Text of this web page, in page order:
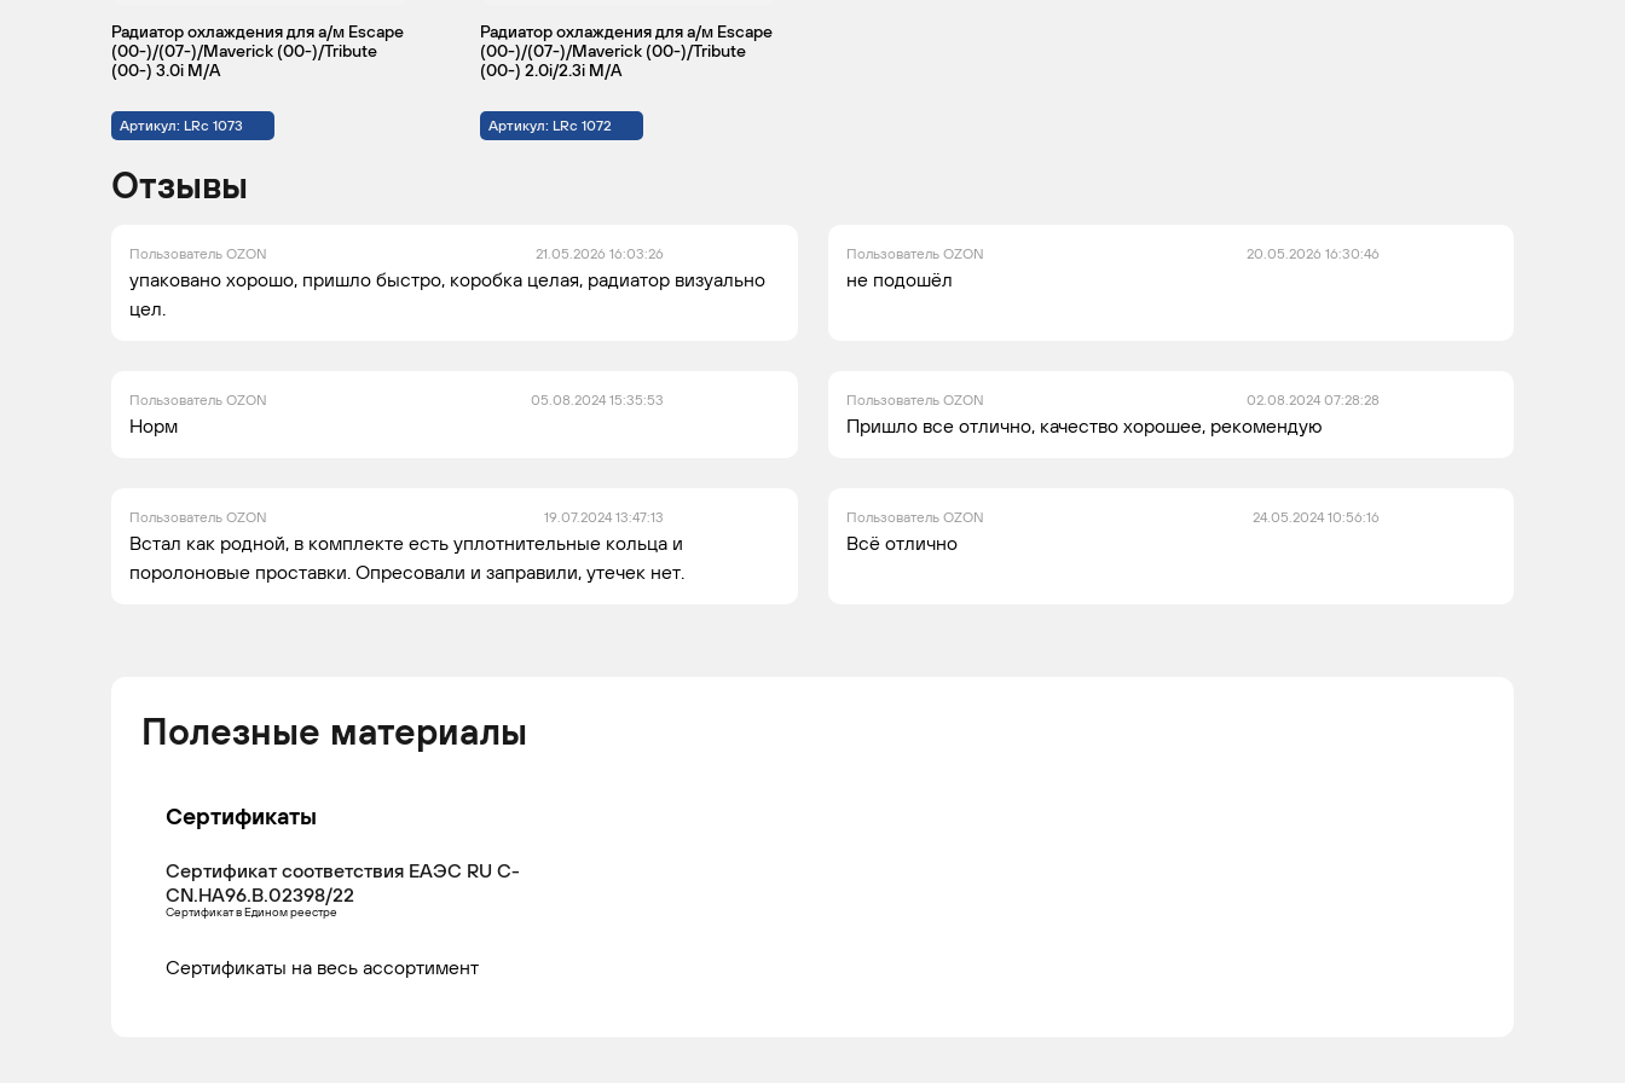
Радиатор охлаждения для а/м Escape
(00-)/(07-)/Maverick (00-)/Tribute
(00-) 3.0i M/A
Артикул: LRc 1073
Радиатор охлаждения для а/м Escape
(00-)/(07-)/Maverick (00-)/Tribute
(00-) 2.0i/2.3i M/A
Артикул: LRc 1072
Отзывы
Пользователь OZON 21.05.2026 16:03:26
упаковано хорошо, пришло быстро, коробка целая, радиатор визуально
цел.
Пользователь OZON 20.05.2026 16:30:46
не подошёл
Пользователь OZON 05.08.2024 15:35:53
Норм
Пользователь OZON 02.08.2024 07:28:28
Пришло все отлично, качество хорошее, рекомендую
Пользователь OZON 19.07.2024 13:47:13
Встал как родной, в комплекте есть уплотнительные кольца и
поролоновые проставки. Опресовали и заправили, утечек нет.
Пользователь OZON 24.05.2024 10:56:16
Всё отлично
Полезные материалы
Сертификаты
Сертификат соответствия ЕАЭС RU С-
CN.НА96.В.02398/22
Сертификат в Едином реестре
Сертификаты на весь ассортимент